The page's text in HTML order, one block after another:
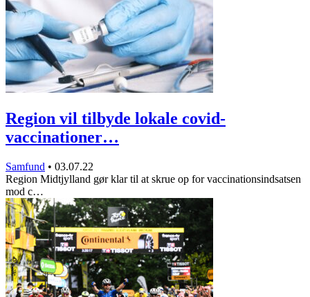
Region vil tilbyde lokale covid-
vaccinationer…
Samfund • 03.07.22
Region Midtjylland gør klar til at skrue op for vaccinationsindsatsen
mod c…